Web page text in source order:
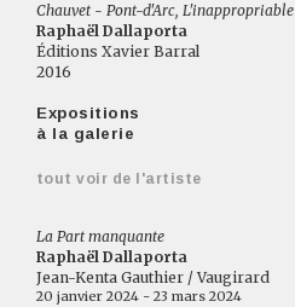
Chauvet - Pont-d'Arc, L'inappropriable
Raphaël Dallaporta
Éditions Xavier Barral
2016
Expositions
à la galerie
tout voir de l'artiste
La Part manquante
Raphaël Dallaporta
Jean-Kenta Gauthier / Vaugirard
20 janvier 2024 - 23 mars 2024